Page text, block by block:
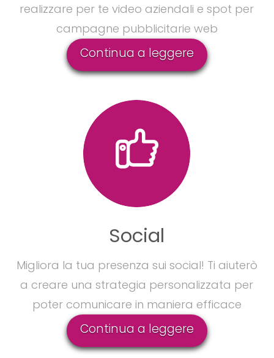
realizzare per te video aziendali e spot per
campagne pubblicitarie web
Continua a leggere
Social
Migliora la tua presenza sui social! Ti aiuterò
a creare una strategia personalizzata per
poter comunicare in maniera efficace
Continua a leggere